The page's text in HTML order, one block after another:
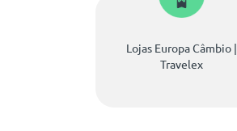
Lojas Europa Câmbio |
Travelex